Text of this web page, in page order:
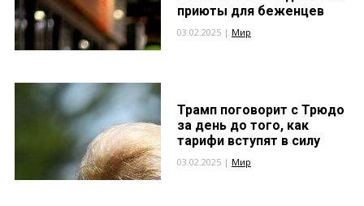
приюты для беженцев
03.02.2025 | Мир
Трамп поговорит с Трюдо
за день до того, как
тарифи вступят в силу
03.02.2025 | Мир